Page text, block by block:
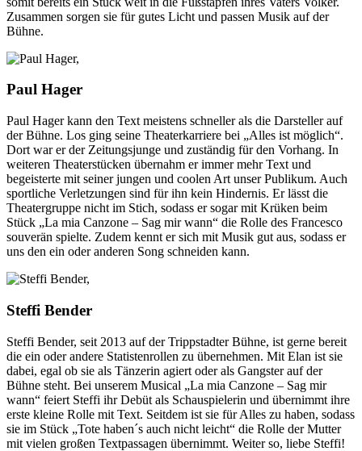
Zusammen sorgen sie für gutes Licht und passen Musik auf der
Bühne.
Paul Hager
Paul Hager kann den Text meistens schneller als die Darsteller auf
der Bühne. Los ging seine Theaterkarriere bei „Alles ist möglich“.
Dort war er der Zeitungsjunge und zuständig für den Vorhang. In
weiteren Theaterstücken übernahm er immer mehr Text und
begeisterte mit seiner jungen und coolen Art unser Publikum. Auch
sportliche Verletzungen sind für ihn kein Hindernis. Er lässt die
Theatergruppe nicht im Stich, sodass er sogar mit Krüken beim
Stück „La mia Canzone – Sag mir wann“ die Rolle des Francesco
souverän spielte. Zudem kennt er sich mit Musik gut aus, sodass er
uns den ein oder anderen Song schneiden kann.
Steffi Bender
Steffi Bender, seit 2013 auf der Trippstadter Bühne, ist gerne bereit
die ein oder andere Statistenrollen zu übernehmen. Mit Elan ist sie
dabei, egal ob sie als Tänzerin agiert oder als Gangster auf der
Bühne steht. Bei unserem Musical „La mia Canzone – Sag mir
wann“ feiert Steffi ihr Debüt als Schauspielerin und übernimmt ihre
erste kleine Rolle mit Text. Seitdem ist sie für Alles zu haben, sodass
sie im Stück „Tote haben´s auch nicht leicht“ die Rolle der Mutter
mit vielen großen Textpassagen übernimmt. Weiter so, liebe Steffi!